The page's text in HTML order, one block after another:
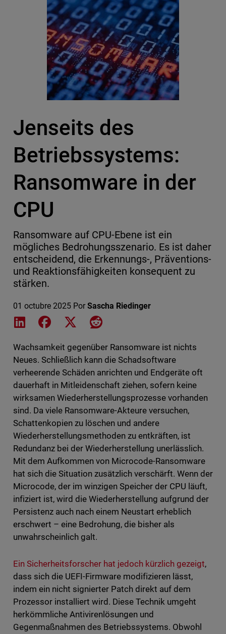
Jenseits des
Betriebssystems:
Ransomware in der
CPU
Ransomware auf CPU-Ebene ist ein
mögliches Bedrohungsszenario. Es ist daher
entscheidend, die Erkennungs-, Präventions-
und Reaktionsfähigkeiten konsequent zu
stärken.
01 octubre 2025 Por Sascha Riedinger
Share on LinkedIn
Share on Facebook
Share on XShare on Reddit
Wachsamkeit gegenüber Ransomware ist nichts
Neues. Schließlich kann die Schadsoftware
verheerende Schäden anrichten und Endgeräte oft
dauerhaft in Mitleidenschaft ziehen, sofern keine
wirksamen Wiederherstellungsprozesse vorhanden
sind. Da viele Ransomware-Akteure versuchen,
Schattenkopien zu löschen und andere
Wiederherstellungsmethoden zu entkräften, ist
Redundanz bei der Wiederherstellung unerlässlich.
Mit dem Aufkommen von Microcode-Ransomware
hat sich die Situation zusätzlich verschärft. Wenn der
Microcode, der im winzigen Speicher der CPU läuft,
infiziert ist, wird die Wiederherstellung aufgrund der
Persistenz auch nach einem Neustart erheblich
erschwert – eine Bedrohung, die bisher als
unwahrscheinlich galt.
Ein Sicherheitsforscher hat jedoch kürzlich gezeigt,
dass sich die UEFI-Firmware modifizieren lässt,
indem ein nicht signierter Patch direkt auf dem
Prozessor installiert wird. Diese Technik umgeht
herkömmliche Antivirenlösungen und
Gegenmaßnahmen des Betriebssystems. Obwohl